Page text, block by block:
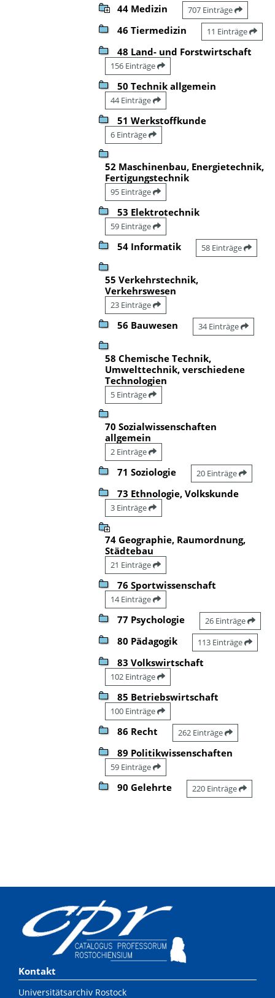
44 Medizin 707 Einträge
46 Tiermedizin 11 Einträge
48 Land- und Forstwirtschaft
156 Einträge
50 Technik allgemein
44 Einträge
51 Werkstoffkunde
6 Einträge
52 Maschinenbau, Energietechnik,
Fertigungstechnik
95 Einträge
53 Elektrotechnik
59 Einträge
54 Informatik 58 Einträge
55 Verkehrstechnik,
Verkehrswesen
23 Einträge
56 Bauwesen 34 Einträge
58 Chemische Technik,
Umwelttechnik, verschiedene
Technologien
5 Einträge
70 Sozialwissenschaften
allgemein
2 Einträge
71 Soziologie 20 Einträge
73 Ethnologie, Volkskunde
3 Einträge
74 Geographie, Raumordnung,
Städtebau
21 Einträge
76 Sportwissenschaft
14 Einträge
77 Psychologie 26 Einträge
80 Pädagogik 113 Einträge
83 Volkswirtschaft
102 Einträge
85 Betriebswirtschaft
100 Einträge
86 Recht 262 Einträge
89 Politikwissenschaften
59 Einträge
90 Gelehrte 220 Einträge
Kontakt
Universitätsarchiv Rostock